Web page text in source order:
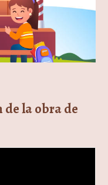
la obra de